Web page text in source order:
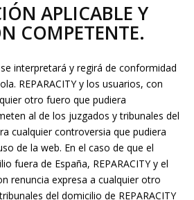
APLICABLE Y
COMPETENTE.
interpretará y regirá de conformidad
REPARACITY y los usuarios, con
otro fuero que pudiera
al de los juzgados y tribunales del
cualquier controversia que pudiera
de la web. En el caso de que el
fuera de España, REPARACITY y el
renuncia expresa a cualquier otro
del domicilio de REPARACITY